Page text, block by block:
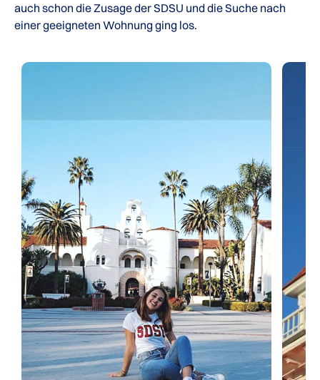
auch schon die Zusage der SDSU und die Suche nach
einer geeigneten Wohnung ging los.